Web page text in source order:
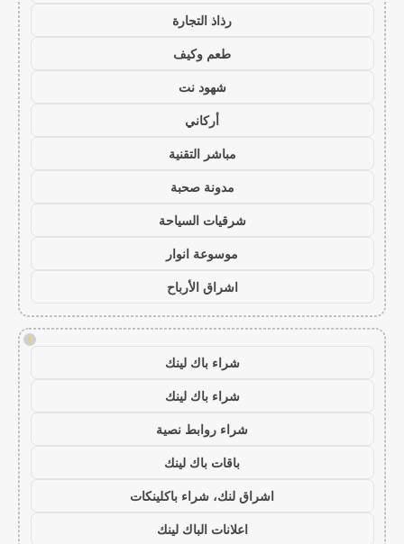
رذاذ التجارة
طعم وكيف
شهود نت
أركاني
مباشر التقنية
مدونة صحبة
شرقيات السياحة
موسوعة انوار
اشراق الأرباح
!
شراء باك لينك
شراء باك لينك
شراء روابط نصية
باقات باك لينك
اشراق لنك، شراء باكلينكات
اعلانات الباك لينك